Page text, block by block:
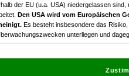
der EU (u.a. USA) niedergelassen
Den USA wird vom Europäischen
Es besteht insbesondere das
unterliegen und
gegen die Verarbeitung auf der